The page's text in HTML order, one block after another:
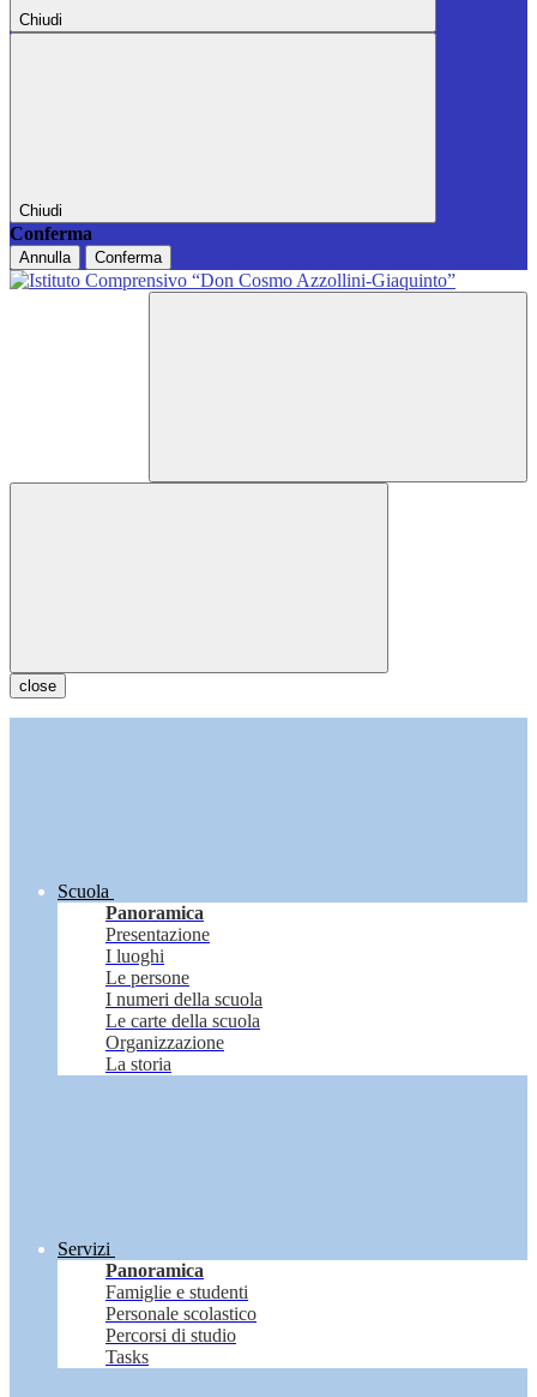
Chiudi
Chiudi
Conferma
Annulla Conferma
close
Scuola
Panoramica
Presentazione
I luoghi
Le persone
I numeri della scuola
Le carte della scuola
Organizzazione
La storia
Servizi
Panoramica
Famiglie e studenti
Personale scolastico
Percorsi di studio
Tasks